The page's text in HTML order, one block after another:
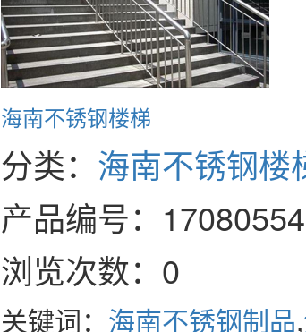
海南不锈钢楼梯
分类： 海南不锈钢楼
产品编号：
浏览次数：0
关键词： 海南不锈钢制品,